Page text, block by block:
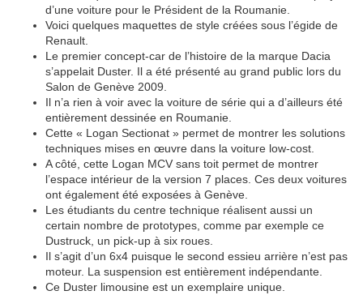
d’une voiture pour le Président de la Roumanie.
Voici quelques maquettes de style créées sous l’égide de
Renault.
Le premier concept-car de l’histoire de la marque Dacia
s’appelait Duster. Il a été présenté au grand public lors du
Salon de Genève 2009.
Il n’a rien à voir avec la voiture de série qui a d’ailleurs été
entièrement dessinée en Roumanie.
Cette « Logan Sectionat » permet de montrer les solutions
techniques mises en œuvre dans la voiture low-cost.
A côté, cette Logan MCV sans toit permet de montrer
l’espace intérieur de la version 7 places. Ces deux voitures
ont également été exposées à Genève.
Les étudiants du centre technique réalisent aussi un
certain nombre de prototypes, comme par exemple ce
Dustruck, un pick-up à six roues.
Il s’agit d’un 6x4 puisque le second essieu arrière n’est pas
moteur. La suspension est entièrement indépendante.
Ce Duster limousine est un exemplaire unique.